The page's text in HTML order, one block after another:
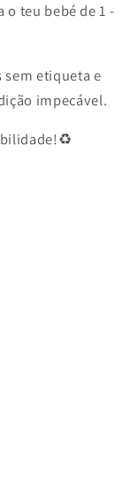
o teu bebé de 1 -
sem etiqueta e
impecável.